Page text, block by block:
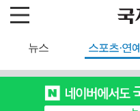
뉴스 스포츠·연예